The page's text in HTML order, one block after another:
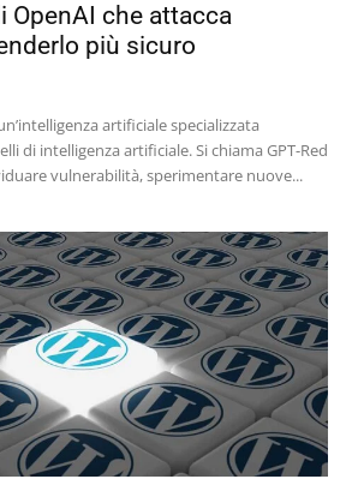
OpenAI che attacca
più sicuro
artificiale specializzata
di intelligenza artificiale. Si chiama GPT-Red
vulnerabilità, sperimentare nuove...